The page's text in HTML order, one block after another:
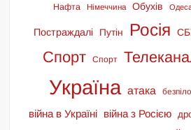
Нафта Німеччина Обухів
Постраждалі Путін Росія
Спорт Спорт
Україна атака
війна в Україні війна з Росією